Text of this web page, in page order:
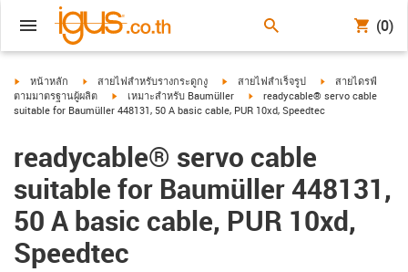
(0)
igus-icon-arrow-right
หน้าหลัก igus-icon-arrow-right
สายไฟสำหรับรางกระดูกงู igus-icon-arrow-right
สายไฟสำเร็จรูป igus-icon-arrow-
สายไดรฟ์
ตามมาตรฐานผู้ผลิต
igus-icon-arrow-right
เหมาะสำหรับ Baumüller igus-icon-arrow-right
readycable® servo cable
suitable for Baumüller 448131, 50 A basic cable, PUR 10xd, Speedtec
readycable® servo cable
suitable for Baumüller 448131,
50 A basic cable, PUR 10xd,
Speedtec